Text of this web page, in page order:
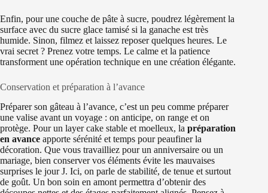
Enfin, pour une couche de pâte à sucre, poudrez légèrement la
surface avec du sucre glace tamisé si la ganache est très
humide. Sinon, filmez et laissez reposer quelques heures. Le
vrai secret ? Prenez votre temps. Le calme et la patience
transforment une opération technique en une création élégante.
Conservation et préparation à l’avance
Préparer son gâteau à l’avance, c’est un peu comme préparer
une valise avant un voyage : on anticipe, on range et on
protège. Pour un layer cake stable et moelleux, la préparation
en avance apporte sérénité et temps pour peaufiner la
décoration. Que vous travailliez pour un anniversaire ou un
mariage, bien conserver vos éléments évite les mauvaises
surprises le jour J. Ici, on parle de stabilité, de tenue et surtout
de goût. Un bon soin en amont permettra d’obtenir des